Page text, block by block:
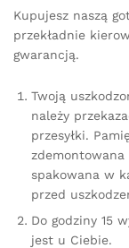
Kupujesz naszą
przekładnie
gwarancją.
Twoją
należy
przesyłki.
zdemontowana
spakowana w
przed
Do godziny 15
jest u Ciebie.